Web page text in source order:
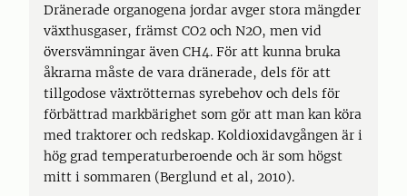
Dränerade organogena jordar avger stora mängder
växthusgaser, främst CO2 och N2O, men vid
översvämningar även CH4. För att kunna bruka
åkrarna måste de vara dränerade, dels för att
tillgodose växtrötternas syrebehov och dels för
förbättrad markbärighet som gör att man kan köra
med traktorer och redskap. Koldioxidavgången är i
hög grad temperaturberoende och är som högst
mitt i sommaren (Berglund et al, 2010).